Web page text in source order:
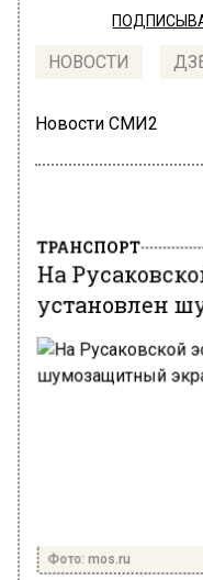
НОВОСТИ
Новости СМИ2
ТРАНСПОРТ
На
установлен
Фото: mos.ru